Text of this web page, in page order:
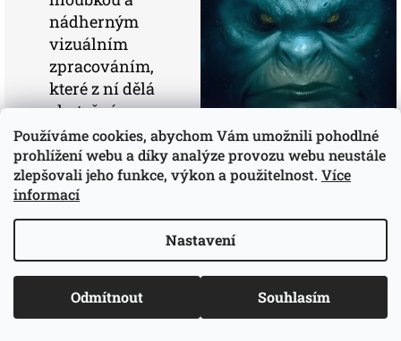
Používáme cookies, abychom Vám umožnili pohodlné
prohlížení webu a díky analýze provozu webu neustále
zlepšovali jeho funkce, výkon a použitelnost. Více
informací
Nastavení
Odmítnout Souhlasím
nádherným
vizuálním
zpracováním,
které z ní dělá
skutečný
klenot mezi
fantasy tituly.
Každá partie
je jiná, ať už
díky volbě
nebo různým
cestám k